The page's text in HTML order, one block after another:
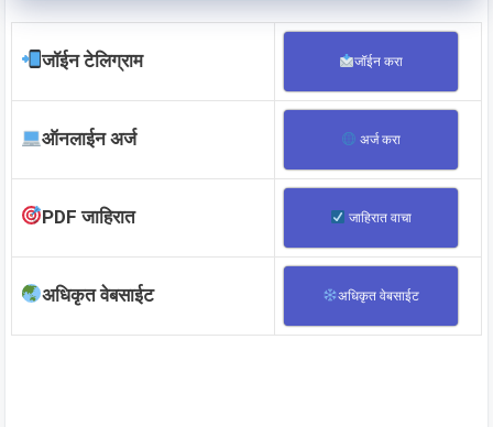
जॉईन टेलिग्राम जॉईन करा
ऑनलाईन अर्ज अर्ज करा
PDF जाहिरात जाहिरात वाचा
अधिकृत वेबसाईट अधिकृत वेबसाईट